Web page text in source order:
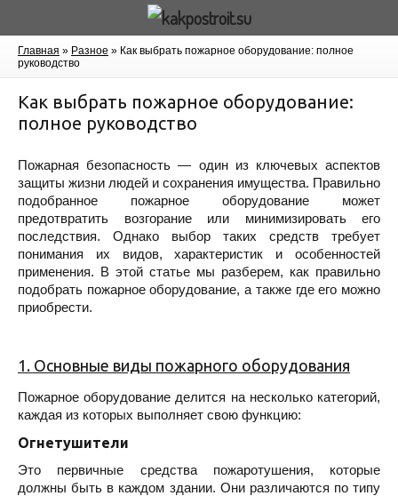
Главная » Разное » Как выбрать пожарное оборудование: полное
руководство
Как выбрать пожарное оборудование:
полное руководство
Пожарная безопасность — один из ключевых аспектов
защиты жизни людей и сохранения имущества. Правильно
подобранное пожарное оборудование может
предотвратить возгорание или минимизировать его
последствия. Однако выбор таких средств требует
понимания их видов, характеристик и особенностей
применения. В этой статье мы разберем, как правильно
подобрать пожарное оборудование, а также где его можно
приобрести.
1. Основные виды пожарного оборудования
Пожарное оборудование делится на несколько категорий,
каждая из которых выполняет свою функцию:
Огнетушители
Это первичные средства пожаротушения, которые
должны быть в каждом здании. Они различаются по типу